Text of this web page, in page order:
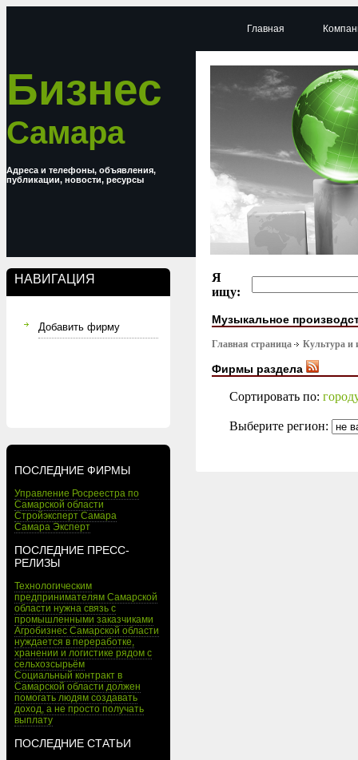
Бизнес
Самара
Адреса и телефоны, объявления,
публикации, новости, ресурсы
НАВИГАЦИЯ
Добавить фирму
ПОСЛЕДНИЕ ФИРМЫ
Управление Росреестра по
Самарской области
Стройэксперт Самара
Самара Эксперт
ПОСЛЕДНИЕ ПРЕСС-
РЕЛИЗЫ
Технологическим
предпринимателям Самарской
области нужна связь с
промышленными заказчиками
Агробизнес Самарской области
нуждается в переработке,
хранении и логистике рядом с
сельхозсырьём
Социальный контракт в
Самарской области должен
помогать людям создавать
доход, а не просто получать
выплату
ПОСЛЕДНИЕ СТАТЬИ
Главная
Я
ищу:
Музыкальное
Главная страница Культура и
Фирмы раздела
Сортировать по:
Выберите регион: